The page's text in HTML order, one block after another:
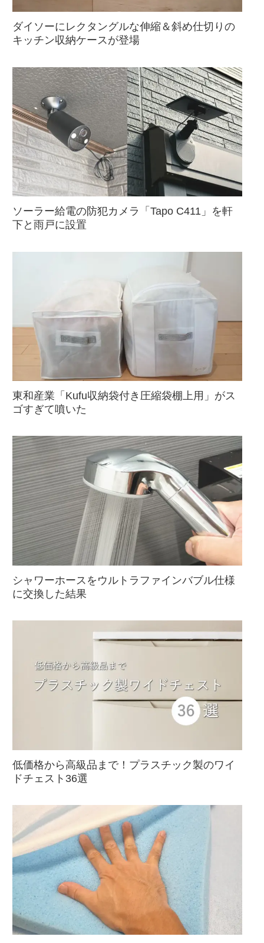
ダイソーにレクタングルな伸縮＆斜め仕切りの
キッチン収納ケースが登場
ソーラー給電の防犯カメラ「Tapo C411」を軒
下と雨戸に設置
東和産業「Kufu収納袋付き圧縮袋棚上用」がス
ゴすぎて噴いた
シャワーホースをウルトラファインバブル仕様
に交換した結果
低価格から高級品まで！プラスチック製のワイ
ドチェスト36選